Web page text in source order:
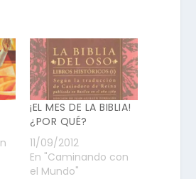
¡EL MES DE LA BIBLIA!
¿POR QUÉ?
11/09/2012
En "Caminando con
el Mundo"